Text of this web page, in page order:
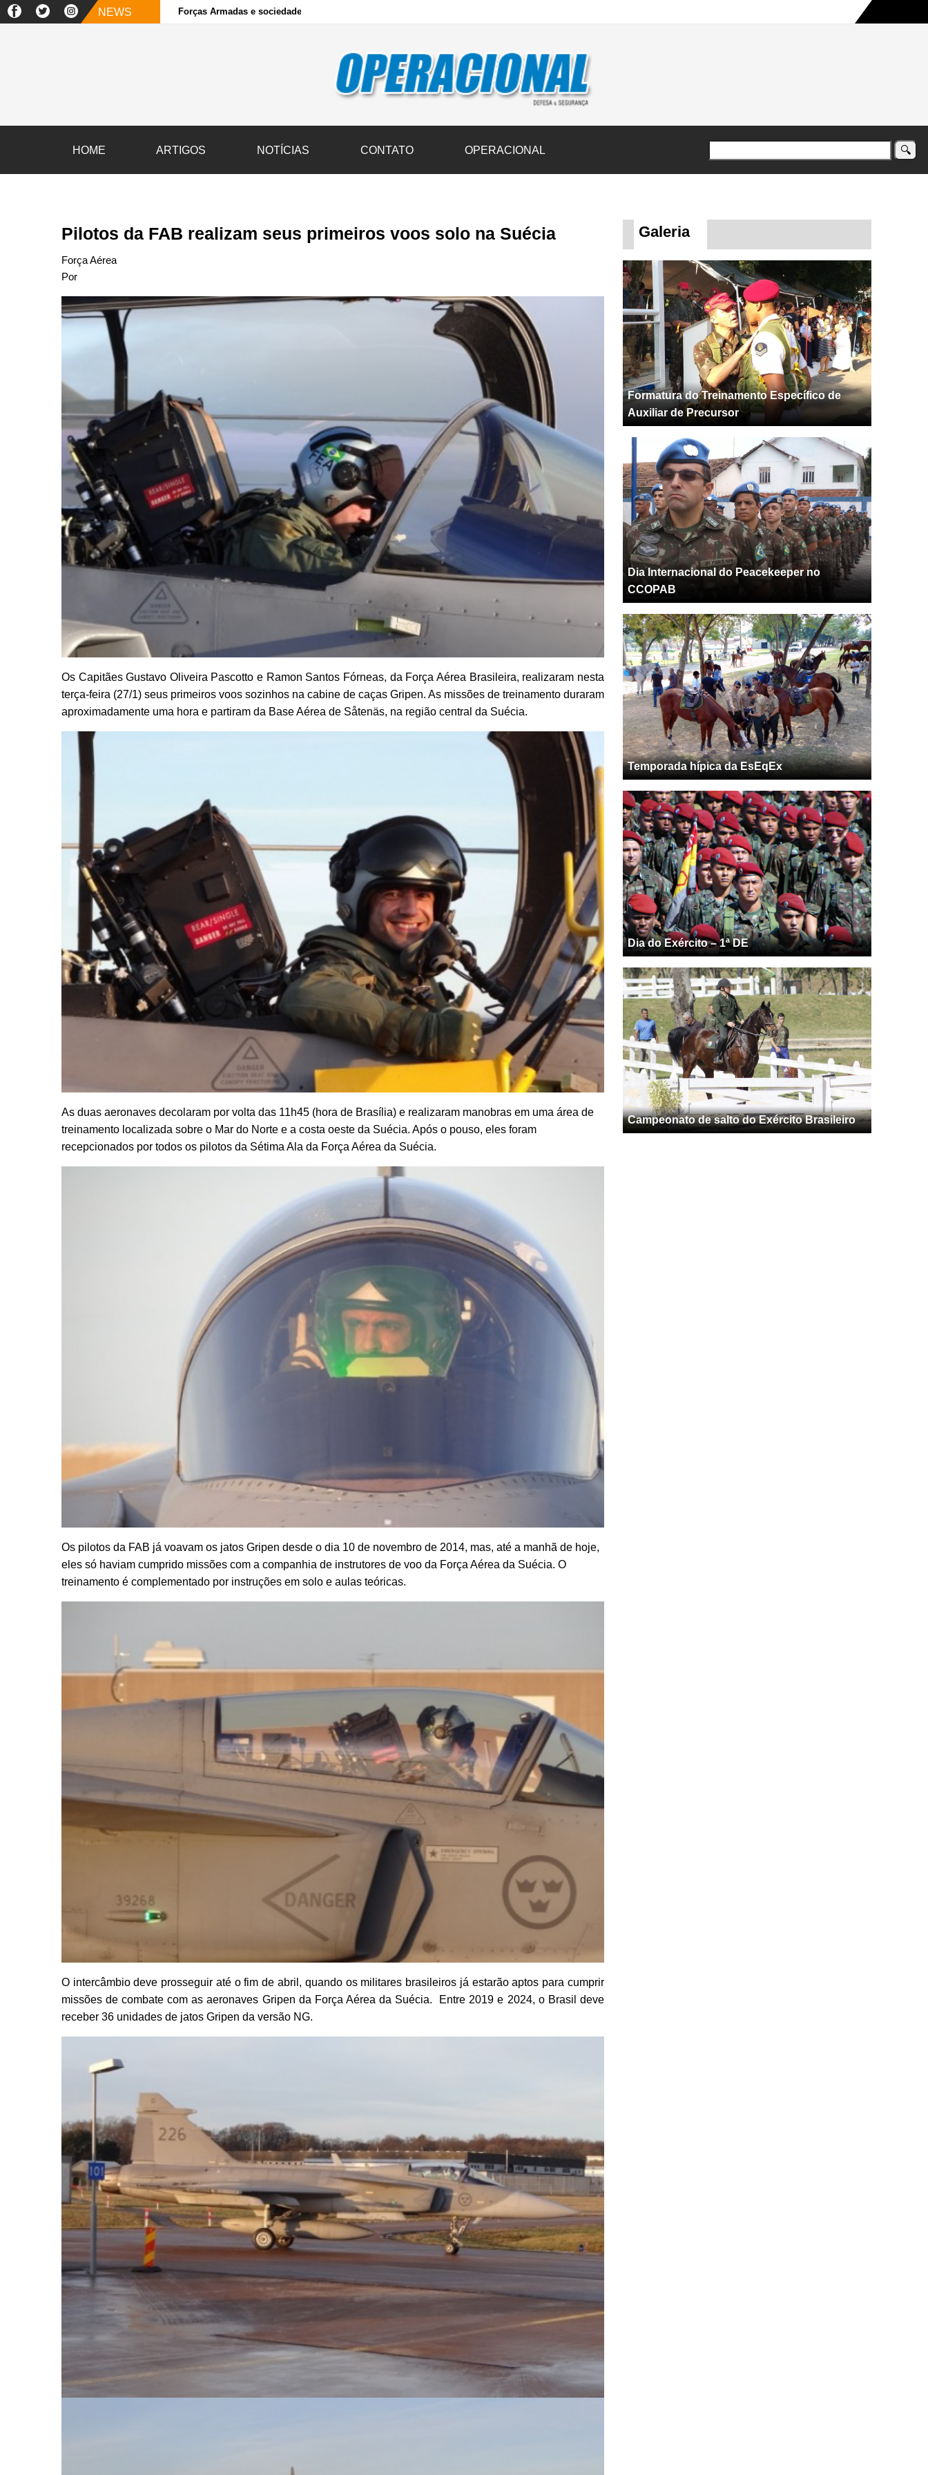
NEWS Forças Armadas e sociedade civil transportam 3,6 mil toneladas de donativos ao Rio Grande do Sul na maior campanha humanitária já registrada no país
HOME ARTIGOS NOTÍCIAS CONTATO OPERACIONAL
Pilotos da FAB realizam seus primeiros voos solo na Suécia
Força Aérea
Por
Os Capitães Gustavo Oliveira Pascotto e Ramon Santos Fórneas, da Força Aérea Brasileira, realizaram nesta
terça-feira (27/1) seus primeiros voos sozinhos na cabine de caças Gripen. As missões de treinamento duraram
aproximadamente uma hora e partiram da Base Aérea de Såtenäs, na região central da Suécia.
As duas aeronaves decolaram por volta das 11h45 (hora de Brasília) e realizaram manobras em uma área de
treinamento localizada sobre o Mar do Norte e a costa oeste da Suécia. Após o pouso, eles foram
recepcionados por todos os pilotos da Sétima Ala da Força Aérea da Suécia.
Os pilotos da FAB já voavam os jatos Gripen desde o dia 10 de novembro de 2014, mas, até a manhã de hoje,
eles só haviam cumprido missões com a companhia de instrutores de voo da Força Aérea da Suécia. O
treinamento é complementado por instruções em solo e aulas teóricas.
O intercâmbio deve prosseguir até o fim de abril, quando os militares brasileiros já estarão aptos para cumprir
missões de combate com as aeronaves Gripen da Força Aérea da Suécia. Entre 2019 e 2024, o Brasil deve
receber 36 unidades de jatos Gripen da versão NG.
Galeria
Formatura do Treinamento Específico de
Auxiliar de Precursor
Dia Internacional do Peacekeeper no
CCOPAB
Temporada hípica da EsEqEx
Dia do Exército – 1ª DE
Campeonato de salto do Exército Brasileiro